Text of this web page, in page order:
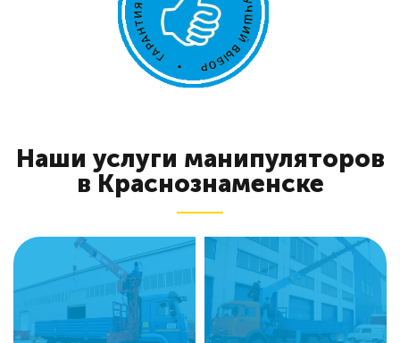
Наши услуги манипуляторов
в Краснознаменске